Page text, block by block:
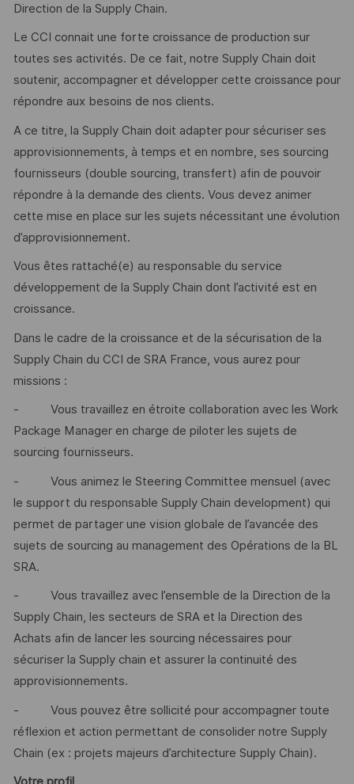
Direction de la Supply Chain.
Le CCI connait une forte croissance de production sur
toutes ses activités. De ce fait, notre Supply Chain doit
soutenir, accompagner et développer cette croissance pour
répondre aux besoins de nos clients.
A ce titre, la Supply Chain doit adapter pour sécuriser ses
approvisionnements, à temps et en nombre, ses sourcing
fournisseurs (double sourcing, transfert) afin de pouvoir
répondre à la demande des clients. Vous devez animer
cette mise en place sur les sujets nécessitant une évolution
d’approvisionnement.
Vous êtes rattaché(e) au responsable du service
développement de la Supply Chain dont l’activité est en
croissance.
Dans le cadre de la croissance et de la sécurisation de la
Supply Chain du CCI de SRA France, vous aurez pour
missions :
- Vous travaillez en étroite collaboration avec les Work
Package Manager en charge de piloter les sujets de
sourcing fournisseurs.
- Vous animez le Steering Committee mensuel (avec
le support du responsable Supply Chain development) qui
permet de partager une vision globale de l’avancée des
sujets de sourcing au management des Opérations de la BL
SRA.
- Vous travaillez avec l’ensemble de la Direction de la
Supply Chain, les secteurs de SRA et la Direction des
Achats afin de lancer les sourcing nécessaires pour
sécuriser la Supply chain et assurer la continuité des
approvisionnements.
- Vous pouvez être sollicité pour accompagner toute
réflexion et action permettant de consolider notre Supply
Chain (ex : projets majeurs d’architecture Supply Chain).